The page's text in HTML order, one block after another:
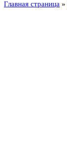
Главная страница »